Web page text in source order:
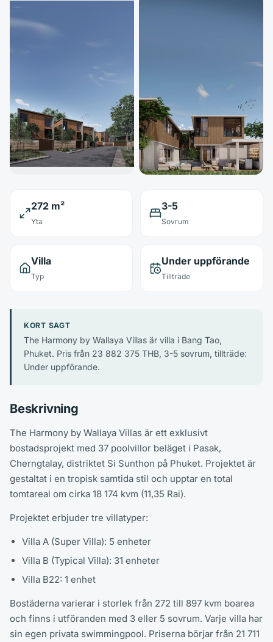
272 m²
Yta
3-5
Sovrum
Villa
Typ
Under uppförande
Tillträde
KORT SAGT
The Harmony by Wallaya Villas är villa i Bang Tao,
Phuket. Pris från 23 882 375 THB, 3-5 sovrum, tillträde:
Under uppförande.
Beskrivning
The Harmony by Wallaya Villas är ett exklusivt
bostadsprojekt med 37 poolvillor beläget i Pasak,
Cherngtalay, distriktet Si Sunthon på Phuket. Projektet är
gestaltat i en tropisk samtida stil och upptar en total
tomtareal om cirka 18 174 kvm (11,35 Rai).
Projektet erbjuder tre villatyper:
Villa A (Super Villa): 5 enheter
Villa B (Typical Villa): 31 enheter
Villa B22: 1 enhet
Bostäderna varierar i storlek från 272 till 897 kvm boarea
och finns i utföranden med 3 eller 5 sovrum. Varje villa har
sin egen privata swimmingpool. Priserna börjar från 21 711